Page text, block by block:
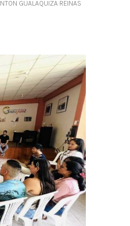
GUALAQUIZA REINAS